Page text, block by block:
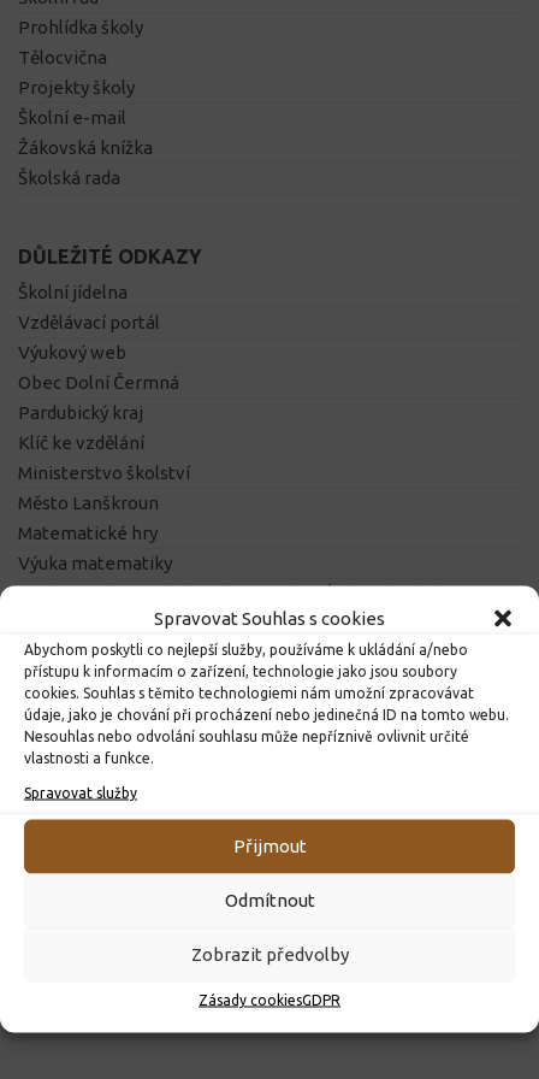
Spravovat Souhlas s cookies
Abychom poskytli co nejlepší služby, používáme k ukládání a/nebo
přístupu k informacím o zařízení, technologie jako jsou soubory
cookies. Souhlas s těmito technologiemi nám umožní zpracovávat
údaje, jako je chování při procházení nebo jedinečná ID na tomto webu.
Nesouhlas nebo odvolání souhlasu může nepříznivě ovlivnit určité
vlastnosti a funkce.
Spravovat služby
Přijmout
Odmítnout
Zobrazit předvolby
Zásady cookiesGDPR
Prohlídka školy
Tělocvična
Projekty školy
Školní e-mail
Žákovská knížka
Školská rada
DŮLEŽITÉ ODKAZY
Školní jídelna
Vzdělávací portál
Výukový web
Obec Dolní Čermná
Pardubický kraj
Klíč ke vzdělání
Ministerstvo školství
Město Lanškroun
Matematické hry
Výuka matematiky
Pedagogicko-psychologická poradna Ústí nad Orlicí
DALŠÍ INFORMACE
DŮLEŽITÉ